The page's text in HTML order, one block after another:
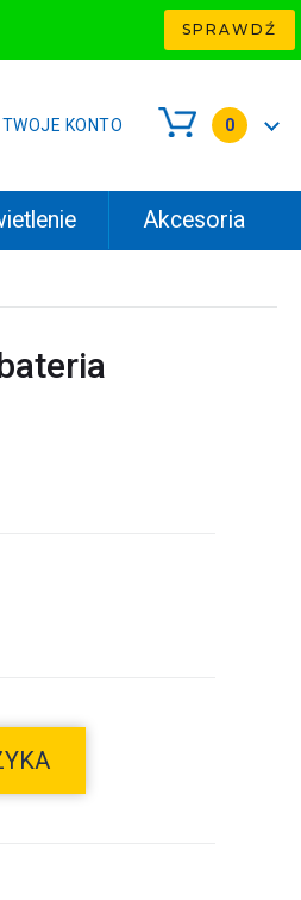
SPRAWDŹ
TWOJE KONTO 0
Akcesoria